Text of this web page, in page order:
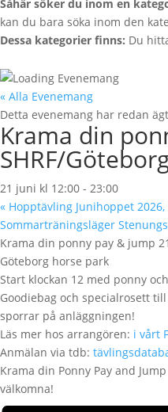
Såhär söker du inom en
kan du bara söka inom den
Dessa kategorier finns: Du
« Alla Evenemang
Detta evenemang har redan
Krama din
SHRF/
21 juni kl 12:00 - 23:00
« Hopptävling Junihoppet
Sommarträningsläger
Krama din ponny pay & jump
Göteborg horse park
Start klockan 12 med ponny
Goodiebag och specialrosett
sporrar på anläggningen!
Läs mer hos arrangören: i vårt
Anmälan via tdb:
Krama din Ponny Pay and
välkomna!